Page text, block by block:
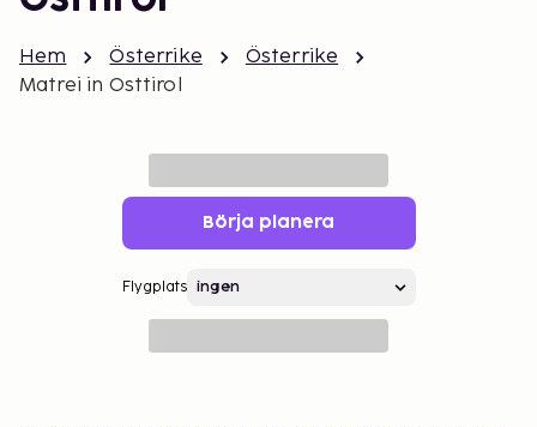
Hem Österrike
Österrike
Matrei in Osttirol
Börja planera
Flygplats